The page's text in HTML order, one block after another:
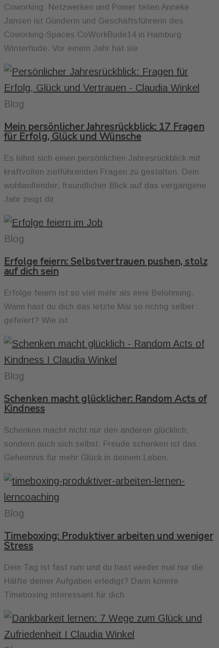
Coworking: Netzwerken und Power teilen Anneke
Jansen ist Günderin und Geschäftsführerin des
Coworking-Spaces CoWorkBude14 in Hamburg
Winterhude. Vor einem Jahr hat sie
Blog
Mein persönlicher Jahresrückblick: 17 Fragen
für Erfolg, Glück und Wünsche
Es lohnt sich einen persönlichen Jahresrückblick mit
kraftvollen zielführenden Fragen zu gestalten. Dein
wohlwollender, freundlicher Blick auf das vergangene
Jahr zeigt dir
Blog
Erfolge feiern: Selbstvertrauen pushen, stolz
auf dich sein
Erfolge feiern ist so viel mehr als eine Belohnung.
Wann hast du dich das letzte Mal so richtig selber
gefeiert? Wie ist
Blog
Schenken macht glücklicher: Random Acts of
Kindness
Schenken macht nicht nur den anderen glücklich,
sondern auch sich selbst. Freude schenken ist das
Geheimnis für mehr Glück in deinem Leben.
Blog
Timeboxing: Produktiver arbeiten und weniger
Stress
Dein Tag ist fast rum und du hast wieder mal nur die
Hälfte deiner Aufgaben erledigt? Dann könnte
Timeboxing interessant für dich